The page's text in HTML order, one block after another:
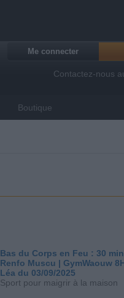
Me connecter
Contactez-nous
Boutique
Bas du Corps en Feu : 30
Renfo Muscu | GymWaouw
Léa du 03/09/2025
Sport pour maigrir à la maison